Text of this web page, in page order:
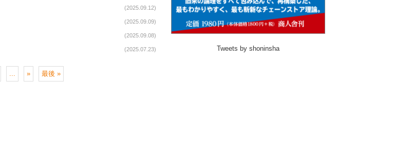
(2025.09.12)
(2025.09.09)
(2025.09.08)
(2025.07.23)
... » 最後 »
Tweets by shoninsha